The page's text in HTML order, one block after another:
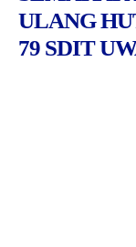
ULANG
79 SDIT